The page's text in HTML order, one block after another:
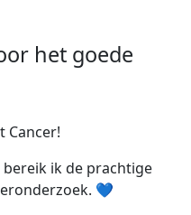
het goede
Cancer!
ik de prachtige
💙